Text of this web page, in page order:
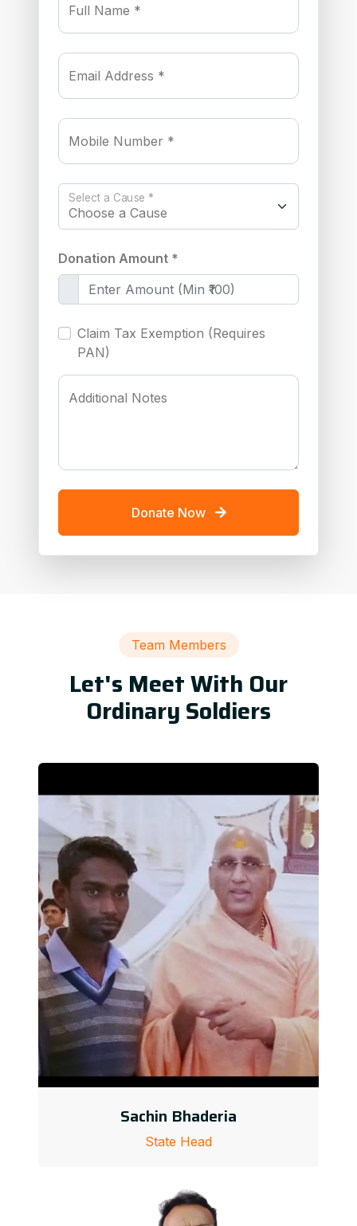
Full Name *
Email Address *
Mobile Number *
Select a Cause *
Donation Amount *
Claim Tax Exemption (Requires
PAN)
Additional Notes
Donate Now
Team Members
Let's Meet With Our
Ordinary Soldiers
Sachin Bhaderia
State Head